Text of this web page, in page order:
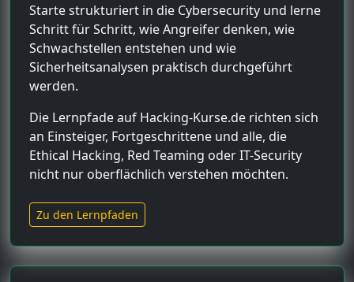
Starte strukturiert in die Cybersecurity und lerne
Schritt für Schritt, wie Angreifer denken, wie
Schwachstellen entstehen und wie
Sicherheitsanalysen praktisch durchgeführt
werden.
Die Lernpfade auf Hacking-Kurse.de richten sich
an Einsteiger, Fortgeschrittene und alle, die
Ethical Hacking, Red Teaming oder IT-Security
nicht nur oberflächlich verstehen möchten.
Zu den Lernpfaden